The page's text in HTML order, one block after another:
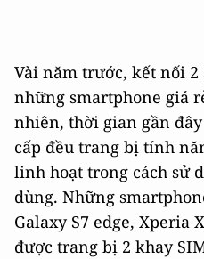
Vài năm trước, kết nối 2
những smartphone giá
nhiên, thời gian gần
cấp đều trang bị tính
linh hoạt trong cách sử
dùng. Những
Galaxy S7 edge, Xperia
được trang bị 2 khay